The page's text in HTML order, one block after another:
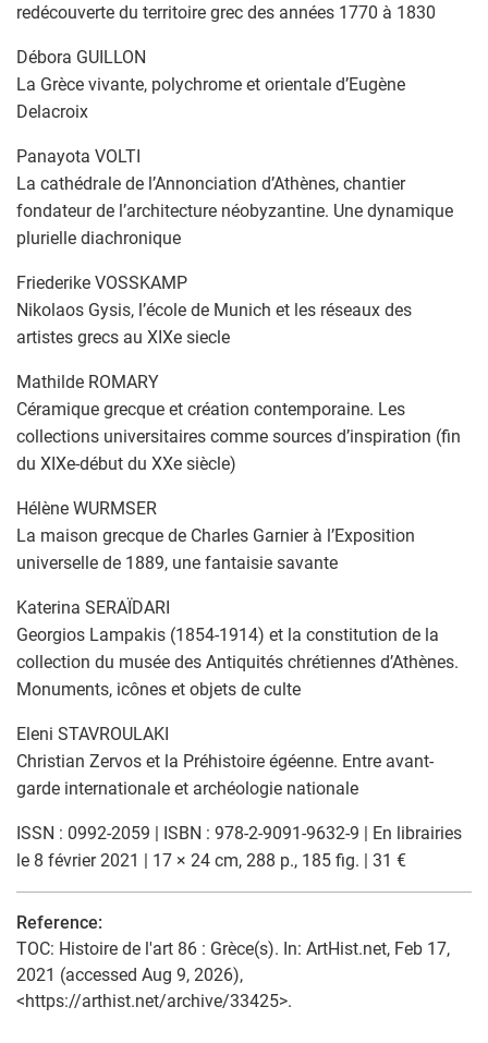
redécouverte du territoire grec des années 1770 à 1830
Débora GUILLON
La Grèce vivante, polychrome et orientale d’Eugène
Delacroix
Panayota VOLTI
La cathédrale de l’Annonciation d’Athènes, chantier
fondateur de l’architecture néobyzantine. Une dynamique
plurielle diachronique
Friederike VOSSKAMP
Nikolaos Gysis, l’école de Munich et les réseaux des
artistes grecs au XIXe siecle
Mathilde ROMARY
Céramique grecque et création contemporaine. Les
collections universitaires comme sources d’inspiration (fin
du XIXe-début du XXe siècle)
Hélène WURMSER
La maison grecque de Charles Garnier à l’Exposition
universelle de 1889, une fantaisie savante
Katerina SERAÏDARI
Georgios Lampakis (1854-1914) et la constitution de la
collection du musée des Antiquités chrétiennes d’Athènes.
Monuments, icônes et objets de culte
Eleni STAVROULAKI
Christian Zervos et la Préhistoire égéenne. Entre avant-
garde internationale et archéologie nationale
ISSN : 0992-2059 | ISBN : 978-2-9091-9632-9 | En librairies
le 8 février 2021 | 17 × 24 cm, 288 p., 185 fig. | 31 €
Reference:
TOC: Histoire de l'art 86 : Grèce(s). In: ArtHist.net, Feb 17,
2021 (accessed Aug 9, 2026),
<https://arthist.net/archive/33425>.